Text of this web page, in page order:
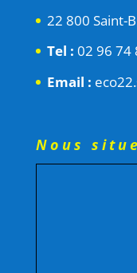
22 800 Saint-
Tel : 02 96 74
Email :
Nous